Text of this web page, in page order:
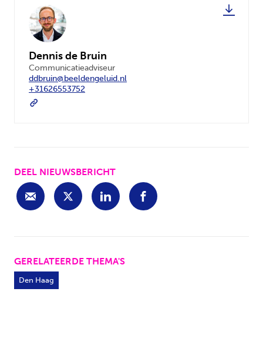
Dennis de Bruin
Communicatieadviseur
ddbruin@beeldengeluid.nl
+31626553752
DEEL NIEUWSBERICHT
GERELATEERDE THEMA'S
Den Haag